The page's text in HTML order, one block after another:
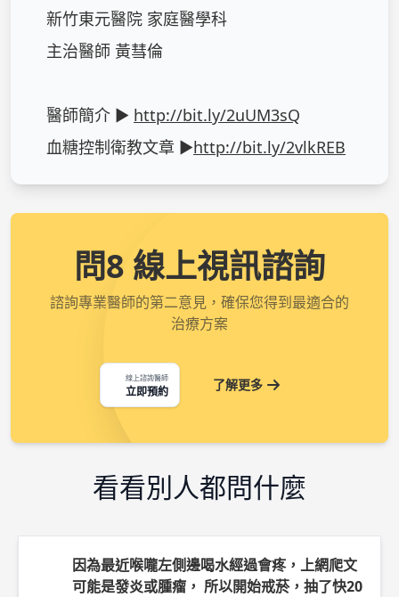
新竹東元醫院 家庭醫學科
主治醫師 黃彗倫
醫師簡介 ► http://bit.ly/2uUM3sQ
血糖控制衛教文章 ►http://bit.ly/2vlkREB
問8 線上視訊諮詢
諮詢專業醫師的第二意見，確保您得到最適合的
治療方案
線上諮詢醫師
立即預約 了解更多
看看別人都問什麼
因為最近喉嚨左側邊喝水經過會疼，上網爬文
可能是發炎或腫瘤， 所以開始戒菸，抽了快20